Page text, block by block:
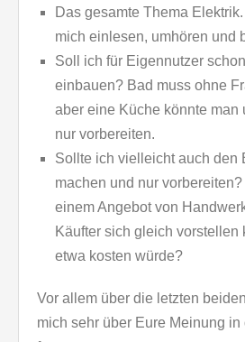
Das gesamte Thema
mich einlesen, umhören und
Soll ich für Eigennutzer
einbauen? Bad muss ohne
aber eine Küche könnte man
nur vorbereiten.
Sollte ich vielleicht auch den
machen und nur
einem Angebot von
Käufter sich gleich vorstellen
etwa kosten würde?
Vor allem über die letzten
mich sehr über Eure Meinung